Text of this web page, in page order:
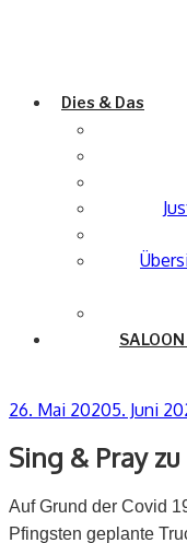
Dies & Das
Veröffentlicht
26. Mai 20205. Juni
Sing & Pray
Auf Grund der Covid
Pfingsten geplante